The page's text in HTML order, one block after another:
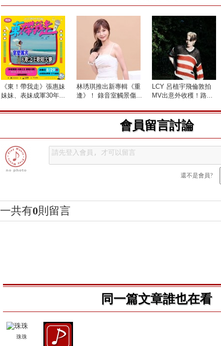
《東！帶我走》張惠妹
妹妹、表妹成軍30年...
林琇琪推出新專輯《重
逢》！ 錄音室觸景傷...
LCY 呂植宇飛倫敦拍
MV出意外收穫！路...
會員留言討論
還不是會員?
一共有0則留言
同一篇文章誰也在看
珠珠